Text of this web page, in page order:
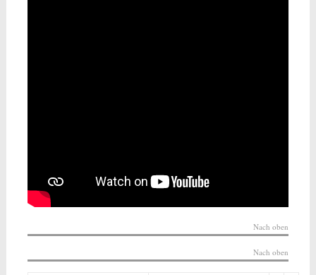
Nach oben
Nach oben